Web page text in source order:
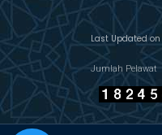
Last Updated on
Jumlah Pelawat